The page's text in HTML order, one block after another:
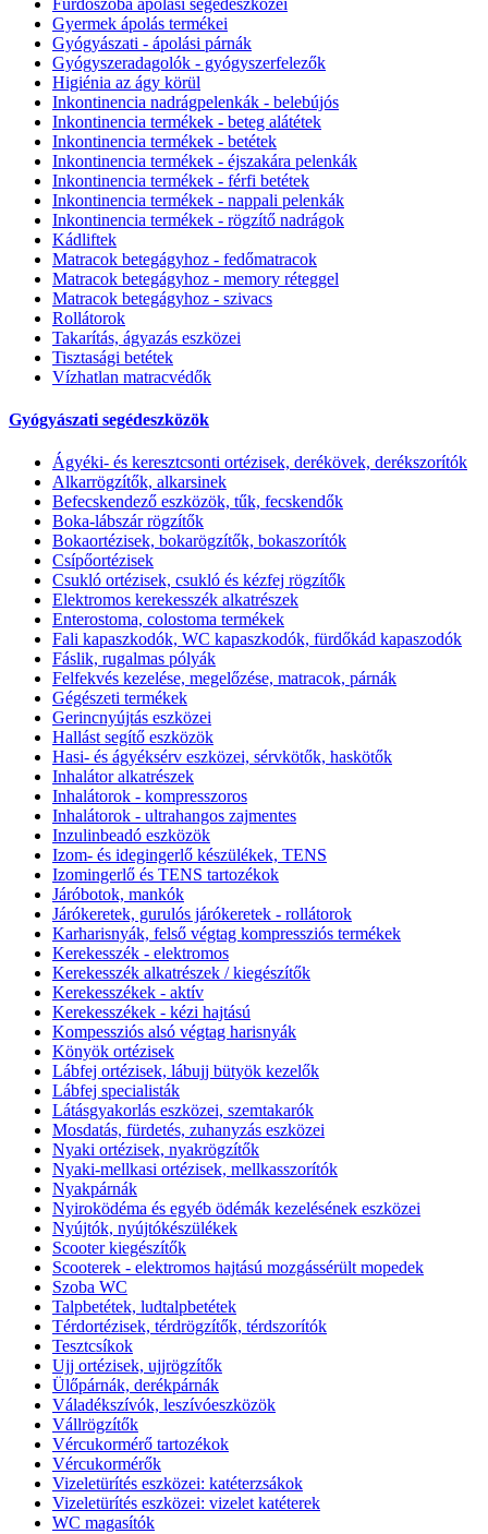
Gyermek ápolás termékei
Gyógyászati - ápolási párnák
Gyógyszeradagolók - gyógyszerfelezők
Higiénia az ágy körül
Inkontinencia nadrágpelenkák - belebújós
Inkontinencia termékek - beteg alátétek
Inkontinencia termékek - betétek
Inkontinencia termékek - éjszakára pelenkák
Inkontinencia termékek - férfi betétek
Inkontinencia termékek - nappali pelenkák
Inkontinencia termékek - rögzítő nadrágok
Kádliftek
Matracok betegágyhoz - fedőmatracok
Matracok betegágyhoz - memory réteggel
Matracok betegágyhoz - szivacs
Rollátorok
Takarítás, ágyazás eszközei
Tisztasági betétek
Vízhatlan matracvédők
Gyógyászati segédeszközök
Ágyéki- és keresztcsonti ortézisek, derékövek, derékszorítók
Alkarrögzítők, alkarsinek
Befecskendező eszközök, tűk, fecskendők
Boka-lábszár rögzítők
Bokaortézisek, bokarögzítők, bokaszorítók
Csípőortézisek
Csukló ortézisek, csukló és kézfej rögzítők
Elektromos kerekesszék alkatrészek
Enterostoma, colostoma termékek
Fali kapaszkodók, WC kapaszkodók, fürdőkád kapaszodók
Fáslik, rugalmas pólyák
Felfekvés kezelése, megelőzése, matracok, párnák
Gégészeti termékek
Gerincnyújtás eszközei
Hallást segítő eszközök
Hasi- és ágyéksérv eszközei, sérvkötők, haskötők
Inhalátor alkatrészek
Inhalátorok - kompresszoros
Inhalátorok - ultrahangos zajmentes
Inzulinbeadó eszközök
Izom- és idegingerlő készülékek, TENS
Izomingerlő és TENS tartozékok
Járóbotok, mankók
Járókeretek, gurulós járókeretek - rollátorok
Karharisnyák, felső végtag kompressziós termékek
Kerekesszék - elektromos
Kerekesszék alkatrészek / kiegészítők
Kerekesszékek - aktív
Kerekesszékek - kézi hajtású
Kompessziós alsó végtag harisnyák
Könyök ortézisek
Lábfej ortézisek, lábujj bütyök kezelők
Lábfej specialisták
Látásgyakorlás eszközei, szemtakarók
Mosdatás, fürdetés, zuhanyzás eszközei
Nyaki ortézisek, nyakrögzítők
Nyaki-mellkasi ortézisek, mellkasszorítók
Nyakpárnák
Nyiroködéma és egyéb ödémák kezelésének eszközei
Nyújtók, nyújtókészülékek
Scooter kiegészítők
Scooterek - elektromos hajtású mozgássérült mopedek
Szoba WC
Talpbetétek, ludtalpbetétek
Térdortézisek, térdrögzítők, térdszorítók
Tesztcsíkok
Ujj ortézisek, ujjrögzítők
Ülőpárnák, derékpárnák
Váladékszívók, leszívóeszközök
Vállrögzítők
Vércukormérő tartozékok
Vércukormérők
Vizeletürítés eszközei: katéterzsákok
Vizeletürítés eszközei: vizelet katéterek
WC magasítók